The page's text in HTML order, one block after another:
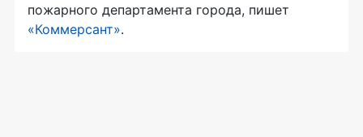
пожарного департамента города, пишет
«Коммерсант».